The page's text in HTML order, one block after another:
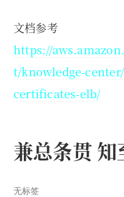
文档参考
https://
t/knowledge-
certificates-elb/
兼总条贯 知
无标签